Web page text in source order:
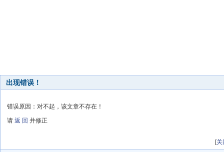
出现错误！
错误原因：对不起，该文章不存在！
请 返 回 并修正
[关